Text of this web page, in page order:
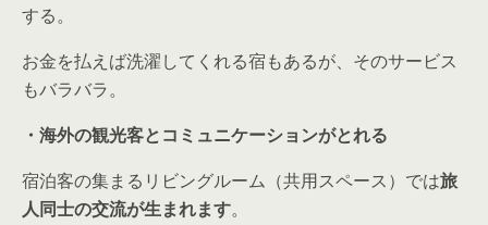
する。
お金を払えば洗濯してくれる宿もあるが、そのサービス
もバラバラ。
・海外の観光客とコミュニケーションがとれる
宿泊客の集まるリビングルーム（共用スペース）では旅
人同士の交流が生まれます。